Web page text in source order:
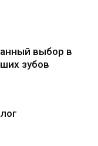
выбор в
зубов